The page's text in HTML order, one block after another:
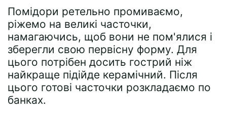
Помідори ретельно промиваємо,
ріжемо на великі часточки,
намагаючись, щоб вони не пом'ялися і
зберегли свою первісну форму. Для
цього потрібен досить гострий ніж
найкраще підійде керамічний. Після
цього готові часточки розкладаємо по
банках.